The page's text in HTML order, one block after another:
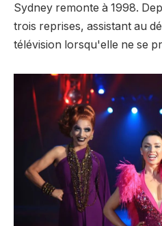
Sydney remonte à 1998.
trois reprises, assistant au
télévision lorsqu'elle ne se